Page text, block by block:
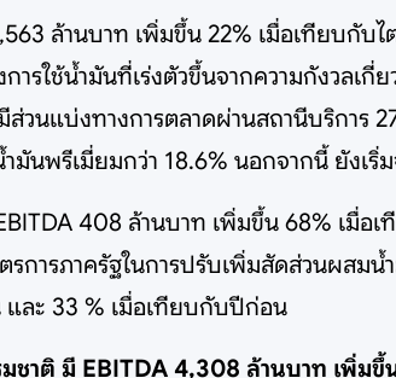
ล้านบาท เพิ่มขึ้น 22% เมื่อเทียบกั
ารใช้น้ำมันที่เร่งตัวขึ้นจากความกังวล
ส่วนแบ่งทางการตลาดผ่านสถานีบริก
นพรีเมี่ยมกว่า 18.6% นอกจากนี้ ยังเ
408 ล้านบาท เพิ่มขึ้น 68% เมื่
การภาครัฐในการปรับเพิ่มสัดส่วนผสม
ละ 33 % เมื่อเทียบกับปีก่อน
ชาติ มี EBITDA 4,308 ล้านบาท เพิ่ม